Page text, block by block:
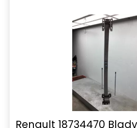
Renault 18734470